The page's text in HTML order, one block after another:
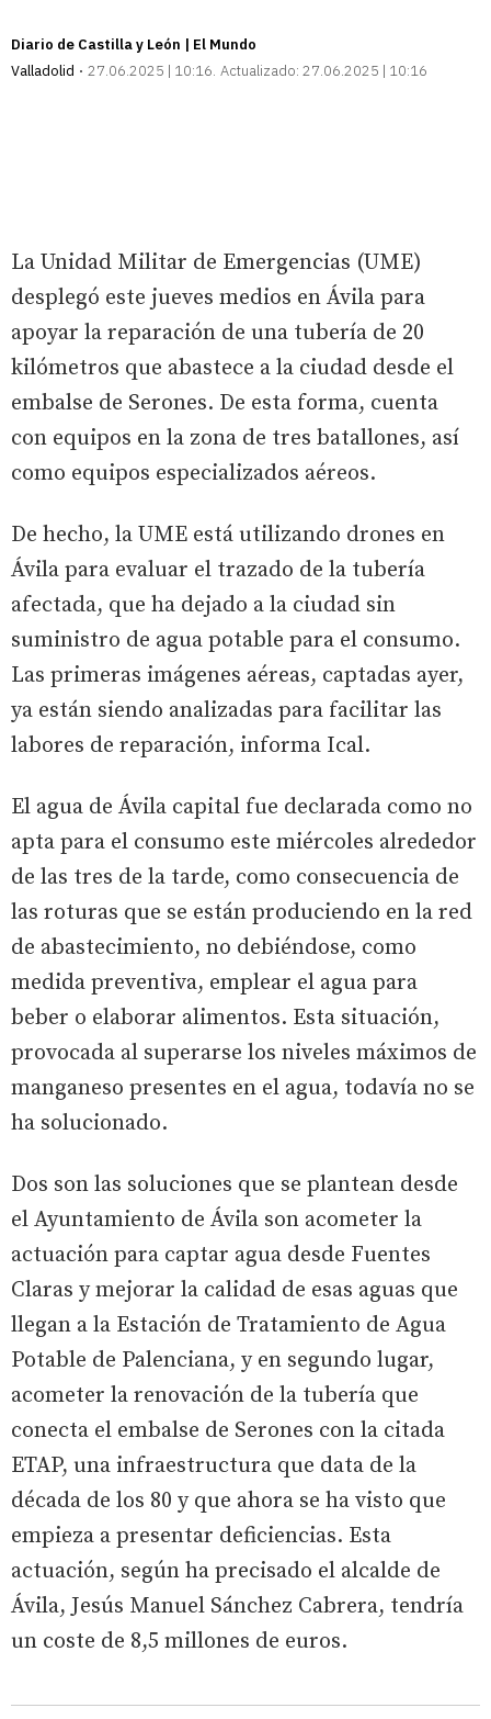
Diario de Castilla y León | El Mundo
Valladolid
27.06.2025 | 10:16 Actualizado: 27.06.2025 | 10:16
La Unidad Militar de Emergencias (UME)
desplegó este jueves medios en Ávila para
apoyar la reparación de una tubería de 20
kilómetros que abastece a la ciudad desde el
embalse de Serones. De esta forma, cuenta
con equipos en la zona de tres batallones, así
como equipos especializados aéreos.
De hecho, la UME está utilizando drones en
Ávila para evaluar el trazado de la tubería
afectada, que ha dejado a la ciudad sin
suministro de agua potable para el consumo.
Las primeras imágenes aéreas, captadas ayer,
ya están siendo analizadas para facilitar las
labores de reparación, informa Ical.
El agua de Ávila capital fue declarada como no
apta para el consumo este miércoles alrededor
de las tres de la tarde, como consecuencia de
las roturas que se están produciendo en la red
de abastecimiento, no debiéndose, como
medida preventiva, emplear el agua para
beber o elaborar alimentos. Esta situación,
provocada al superarse los niveles máximos de
manganeso presentes en el agua, todavía no se
ha solucionado.
Dos son las soluciones que se plantean desde
el Ayuntamiento de Ávila son acometer la
actuación para captar agua desde Fuentes
Claras y mejorar la calidad de esas aguas que
llegan a la Estación de Tratamiento de Agua
Potable de Palenciana, y en segundo lugar,
acometer la renovación de la tubería que
conecta el embalse de Serones con la citada
ETAP, una infraestructura que data de la
década de los 80 y que ahora se ha visto que
empieza a presentar deficiencias. Esta
actuación, según ha precisado el alcalde de
Ávila, Jesús Manuel Sánchez Cabrera, tendría
un coste de 8,5 millones de euros.